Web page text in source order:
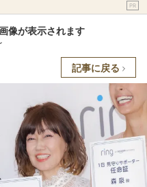
PR
像が表示されます
記事に戻る